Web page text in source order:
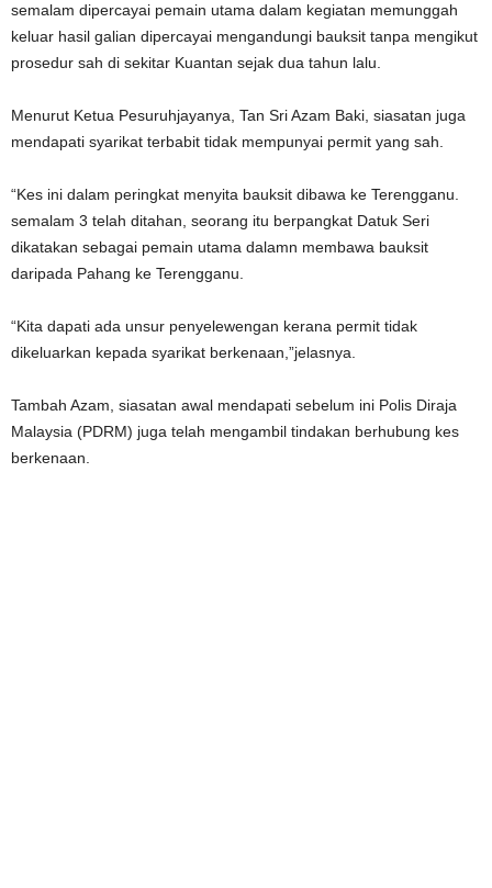
semalam dipercayai pemain utama dalam kegiatan memunggah
keluar hasil galian dipercayai mengandungi bauksit tanpa mengikut
prosedur sah di sekitar Kuantan sejak dua tahun lalu.
Menurut Ketua Pesuruhjayanya, Tan Sri Azam Baki, siasatan juga
mendapati syarikat terbabit tidak mempunyai permit yang sah.
“Kes ini dalam peringkat menyita bauksit dibawa ke Terengganu.
semalam 3 telah ditahan, seorang itu berpangkat Datuk Seri
dikatakan sebagai pemain utama dalamn membawa bauksit
daripada Pahang ke Terengganu.
“Kita dapati ada unsur penyelewengan kerana permit tidak
dikeluarkan kepada syarikat berkenaan,”jelasnya.
Tambah Azam, siasatan awal mendapati sebelum ini Polis Diraja
Malaysia (PDRM) juga telah mengambil tindakan berhubung kes
berkenaan.